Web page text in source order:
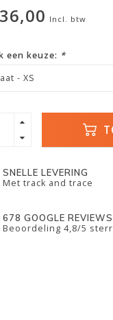
Incl. btw
een keuze: *
- XS
SNELLE LEVERING
Met track and trace
678 GOOGLE REVIEWS
Beoordeling 4,8/5